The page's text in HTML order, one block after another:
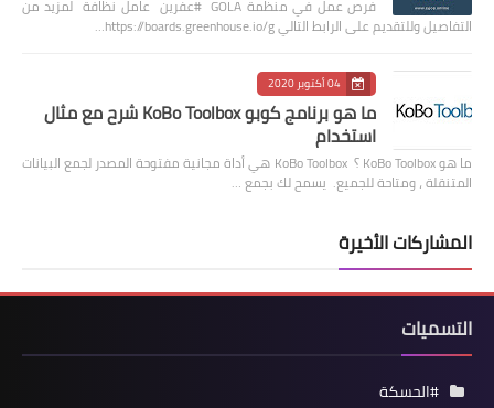
فرص عمل في منظمة GOLA #عفرين عامل نظافة لمزيد من
التفاصيل وللتقديم على الرابط التالي https://boards.greenhouse.io/g…
04 أكتوبر 2020
ما هو برنامج كوبو KoBo Toolbox شرح مع مثال
استخدام
ما هو KoBo Toolbox ؟ KoBo Toolbox هي أداة مجانية مفتوحة المصدر لجمع البيانات
المتنقلة ، ومتاحة للجميع. يسمح لك بجمع …
المشاركات الأخيرة
التسميات
#الحسكة